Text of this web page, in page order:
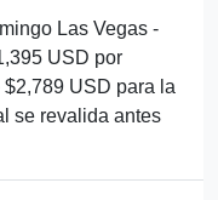
Las Vegas -
USD por
USD para la
se revalida antes